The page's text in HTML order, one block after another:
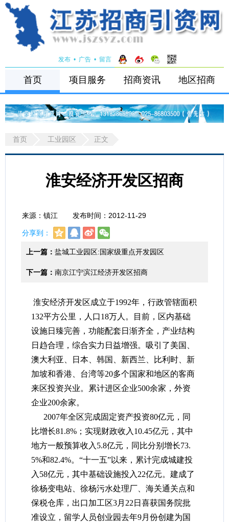
发布 • 广告 • 留言
首页 项目服务 招商资讯 地区招商
首页 工业园区 正文
淮安经济开发区招商
来源：镇江 发布时间：2012-11-29
分享到：
上一篇： 盐城工业园区:国家级重点开发园区
下一篇： 南京江宁滨江经济开发区招商
淮安经济开发区成立于1992年，行政管辖面积
132平方公里，人口18万人。目前，区内基础
设施日臻完善，功能配套日渐齐全，产业结构
日趋合理，综合实力日益增强。吸引了美国、
澳大利亚、日本、韩国、新西兰、比利时、新
加坡和香港、台湾等20多个国家和地区的客商
来区投资兴业。累计进区企业500余家，外资
企业200余家。
2007年全区完成固定资产投资80亿元，同
比增长81.8%；实现财政收入10.45亿元，其中
地方一般预算收入5.8亿元，同比分别增长73.
5%和82.4%。“十一五”以来，累计完成城建投
入58亿元，其中基础设施投入22亿元。建成了
徐杨变电站、徐杨污水处理厂、海关通关点和
保税仓库，出口加工区3月22日喜获国务院批
准设立，留学人员创业园去年9月份创建为国